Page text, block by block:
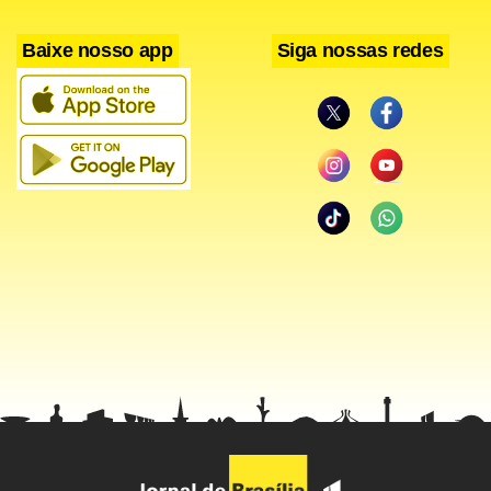
para mais acomodação (monetária) foi cumprida”, disse
Rajan no comunicado. Ele também ressaltou que a
atividade econômica subjacente continua fraca. Fonte: Dow
Jones Newswires.
Baixe nosso app Siga nossas redes